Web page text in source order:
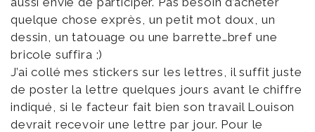
quelque chose exprès, un petit mot doux, un
dessin, un tatouage ou une barrette…bref une
bricole suffira ;)
J’ai collé mes stickers sur les lettres, il suffit juste
de poster la lettre quelques jours avant le chiffre
indiqué, si le facteur fait bien son travail Louison
devrait recevoir une lettre par jour. Pour le